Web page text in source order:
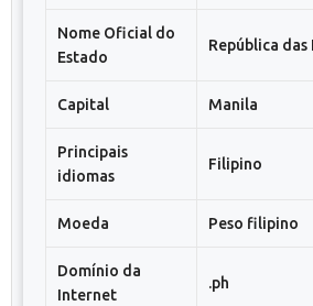
Nome Oficial do
Estado
República das
Capital Manila
Principais
idiomas
Filipino
Moeda Peso filipino
Domínio da
Internet
.ph